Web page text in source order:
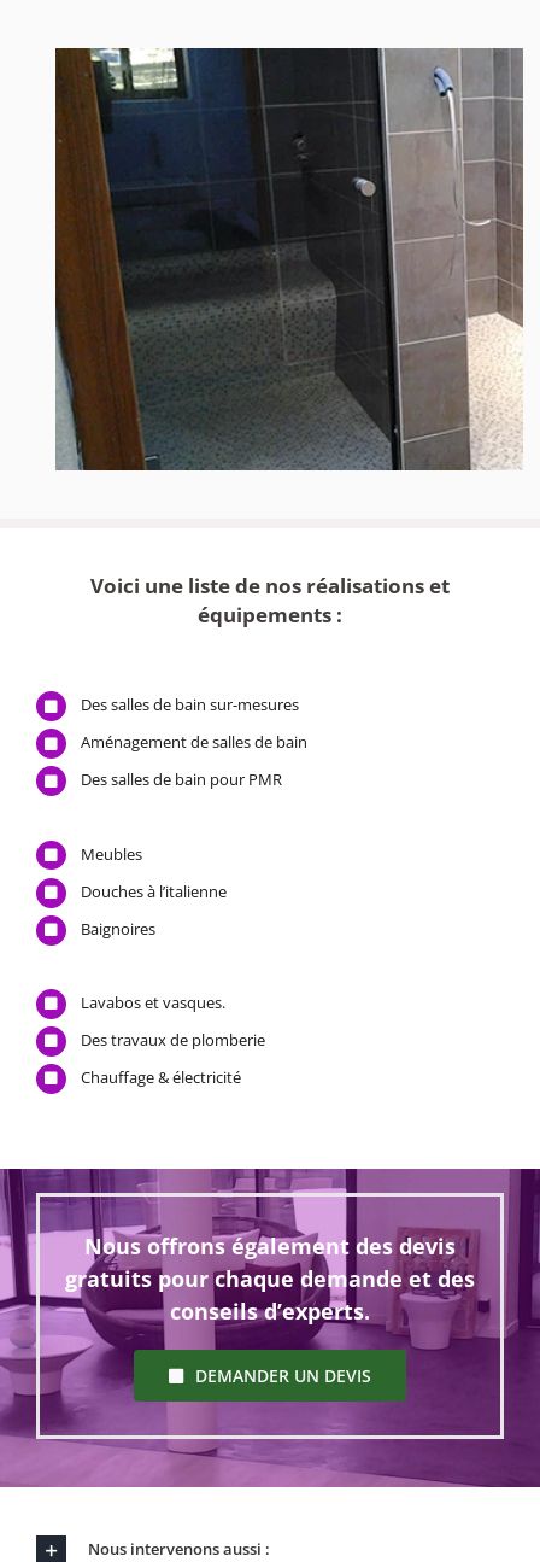
Voici une liste de nos réalisations et
équipements :
Des salles de bain sur-mesures
Aménagement de salles de bain
Des salles de bain pour PMR
Meubles
Douches à l’italienne
Baignoires
Lavabos et vasques.
Des travaux de plomberie
Chauffage & électricité
Nous offrons également des devis
gratuits pour chaque demande et des
conseils d’experts.
DEMANDER UN DEVIS
Nous intervenons aussi :